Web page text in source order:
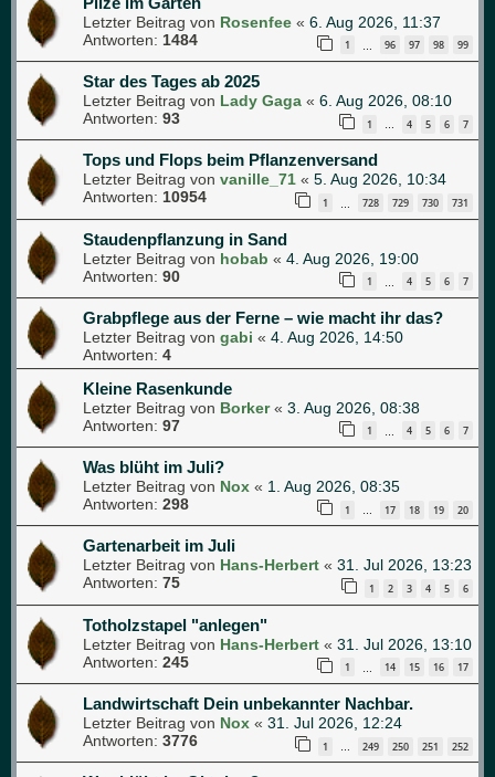
Letzter Beitrag von Rosenfee « 6. Aug 2026, 11:37
Antworten: 1484 1 96 97 98 99
Star des Tages ab 2025
Letzter Beitrag von Lady Gaga « 6. Aug 2026, 08:10
Antworten: 93 1 … 4 5 6 7
Tops und Flops beim Pflanzenversand
Letzter Beitrag von vanille_71 « 5. Aug 2026, 10:34
Antworten: 10954 1 728 729 730 731
Staudenpflanzung in Sand
Letzter Beitrag von hobab « 4. Aug 2026, 19:00
Antworten: 90 1 4 5 6 7
Grabpflege aus der Ferne – wie macht ihr das?
Letzter Beitrag von gabi « 4. Aug 2026, 14:50
Antworten: 4
Kleine Rasenkunde
Letzter Beitrag von Borker« 3. Aug 2026, 08:38
Antworten: 97 1 … 4 5 6 7
Was blüht im Juli?
Letzter Beitrag von Nox « 1. Aug 2026, 08:35
Antworten: 298 1 … 17 18 19 20
Gartenarbeit im Juli
Letzter Beitrag von Hans-Herbert « 31. Jul 2026, 13:23
Antworten: 75 1 2 3 4 5 6
Totholzstapel "anlegen"
Letzter Beitrag von Hans-Herbert « 31. Jul 2026, 13:10
Antworten: 245 1 … 14 15 16 17
Landwirtschaft Dein unbekannter Nachbar.
Letzter Beitrag von Nox « 31. Jul 2026, 12:24
Antworten: 3776 1 … 249 250 251 252